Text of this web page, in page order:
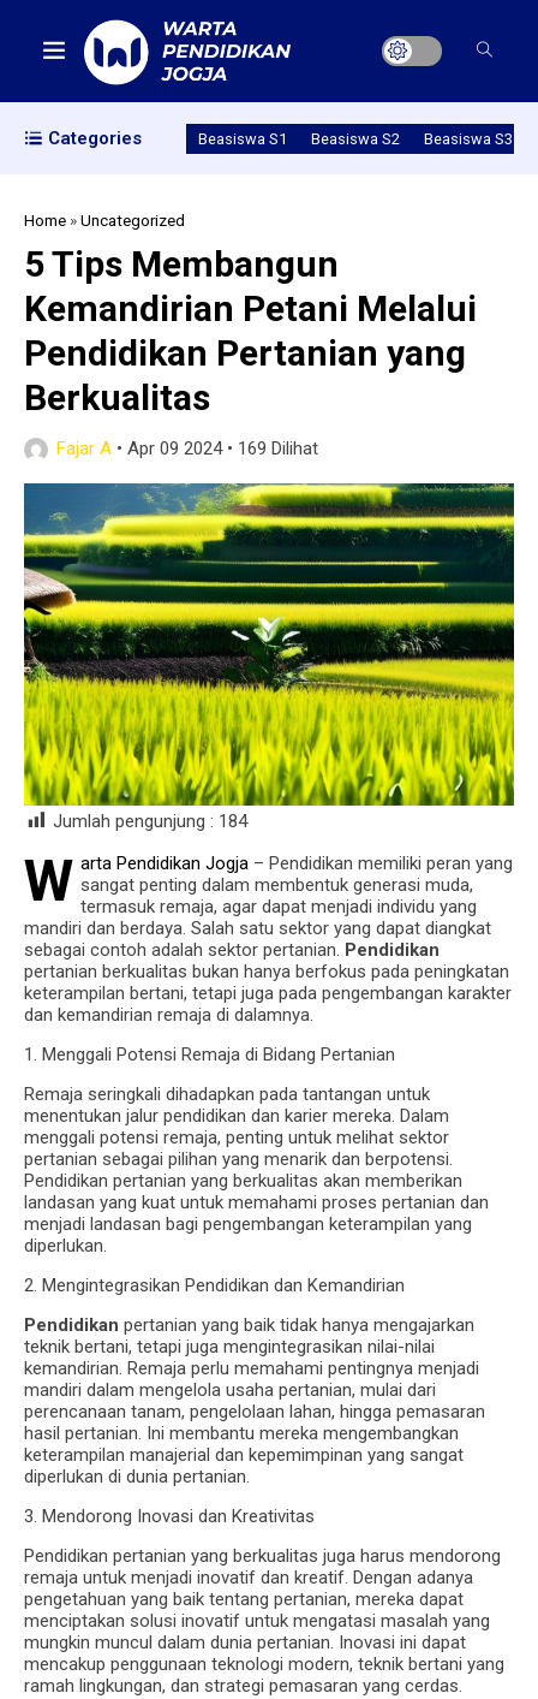
Categories Beasiswa S1 Beasiswa S2 Beasiswa S3
Home »Uncategorized
5 Tips Membangun
Kemandirian Petani Melalui
Pendidikan Pertanian yang
Berkualitas
Fajar A • Apr 09 2024• 169 Dilihat
Jumlah pengunjung : 184
W arta Pendidikan Jogja – Pendidikan memiliki peran yang
sangat penting dalam membentuk generasi muda,
termasuk remaja, agar dapat menjadi individu yang
mandiri dan berdaya. Salah satu sektor yang dapat diangkat
sebagai contoh adalah sektor pertanian. Pendidikan
pertanian berkualitas bukan hanya berfokus pada peningkatan
keterampilan bertani, tetapi juga pada pengembangan karakter
dan kemandirian remaja di dalamnya.
1. Menggali Potensi Remaja di Bidang Pertanian
Remaja seringkali dihadapkan pada tantangan untuk
menentukan jalur pendidikan dan karier mereka. Dalam
menggali potensi remaja, penting untuk melihat sektor
pertanian sebagai pilihan yang menarik dan berpotensi.
Pendidikan pertanian yang berkualitas akan memberikan
landasan yang kuat untuk memahami proses pertanian dan
menjadi landasan bagi pengembangan keterampilan yang
diperlukan.
2. Mengintegrasikan Pendidikan dan Kemandirian
Pendidikan pertanian yang baik tidak hanya mengajarkan
teknik bertani, tetapi juga mengintegrasikan nilai-nilai
kemandirian. Remaja perlu memahami pentingnya menjadi
mandiri dalam mengelola usaha pertanian, mulai dari
perencanaan tanam, pengelolaan lahan, hingga pemasaran
hasil pertanian. Ini membantu mereka mengembangkan
keterampilan manajerial dan kepemimpinan yang sangat
diperlukan di dunia pertanian.
3. Mendorong Inovasi dan Kreativitas
Pendidikan pertanian yang berkualitas juga harus mendorong
remaja untuk menjadi inovatif dan kreatif. Dengan adanya
pengetahuan yang baik tentang pertanian, mereka dapat
menciptakan solusi inovatif untuk mengatasi masalah yang
mungkin muncul dalam dunia pertanian. Inovasi ini dapat
mencakup penggunaan teknologi modern, teknik bertani yang
ramah lingkungan, dan strategi pemasaran yang cerdas.